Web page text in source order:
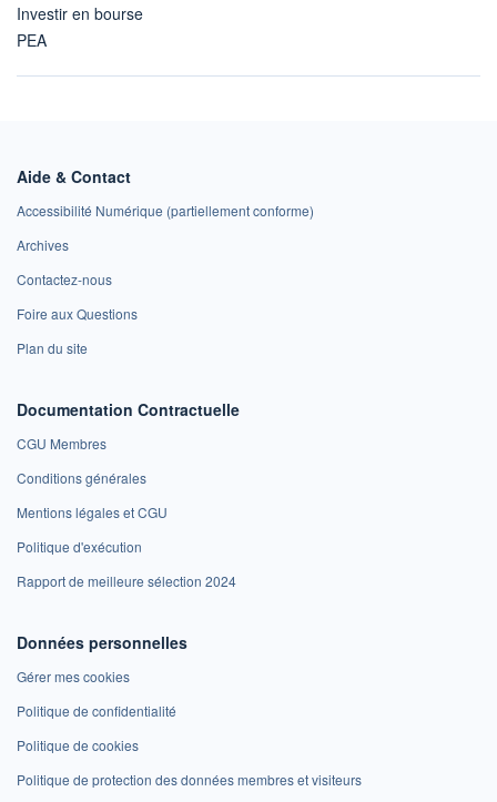
Investir en bourse
PEA
Aide & Contact
Accessibilité Numérique (partiellement conforme)
Archives
Contactez-nous
Foire aux Questions
Plan du site
Documentation Contractuelle
CGU Membres
Conditions générales
Mentions légales et CGU
Politique d'exécution
Rapport de meilleure sélection 2024
Données personnelles
Gérer mes cookies
Politique de confidentialité
Politique de cookies
Politique de protection des données membres et visiteurs